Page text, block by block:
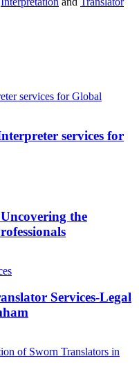
services for
the
Services-Legal